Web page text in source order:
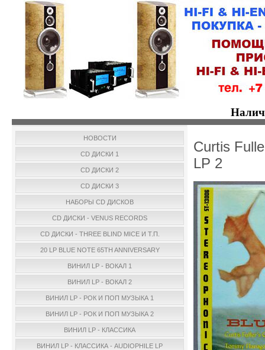
НОВОСТИ
CD ДИСКИ 1
CD ДИСКИ 2
CD ДИСКИ 3
НАБОРЫ CD ДИСКОВ
CD ДИСКИ - VENUS RECORDS
CD ДИСКИ - THREE BLIND MICE И Т.П.
20 LP BLUE NOTE 65TH ANNIVERSARY
ВИНИЛ LP - ВОКАЛ 1
ВИНИЛ LP - ВОКАЛ 2
ВИНИЛ LP - РОК И ПОП МУЗЫКА 1
ВИНИЛ LP - РОК И ПОП МУЗЫКА 2
ВИНИЛ LP - КЛАССИКА
ВИНИЛ LP - КЛАССИКА - AUDIOPHILE LP
Curtis
LP 2